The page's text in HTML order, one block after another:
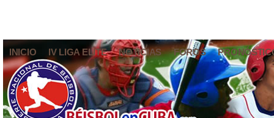
INICIO IV LIGA ELITE NOTICIAS FOROS